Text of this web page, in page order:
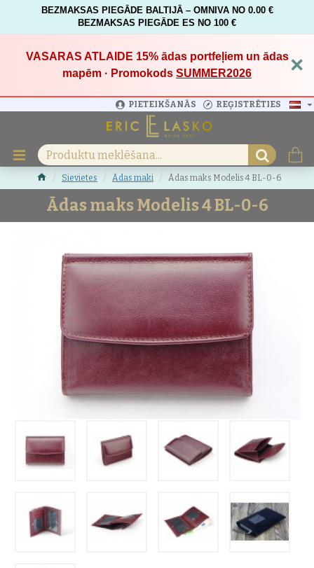
BEZMAKSAS PIEGĀDE BALTIJĀ – OMNIVA NO 0.00 €
BEZMAKSAS PIEGĀDE ES NO 100 €
VASARAS ATLAIDE 15%ādas portfeļiem un ādas
mapēm · Promokods SUMMER2026 ×
PIETEIKŠANĀS REĢISTRĒTIES
Sievietes Ādas maki Ādas maks Modelis 4 BL-0-6
Ādas maks Modelis 4 BL-0-6